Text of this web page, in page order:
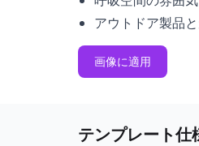
アウトドア製品
画像に適用
テンプレート仕